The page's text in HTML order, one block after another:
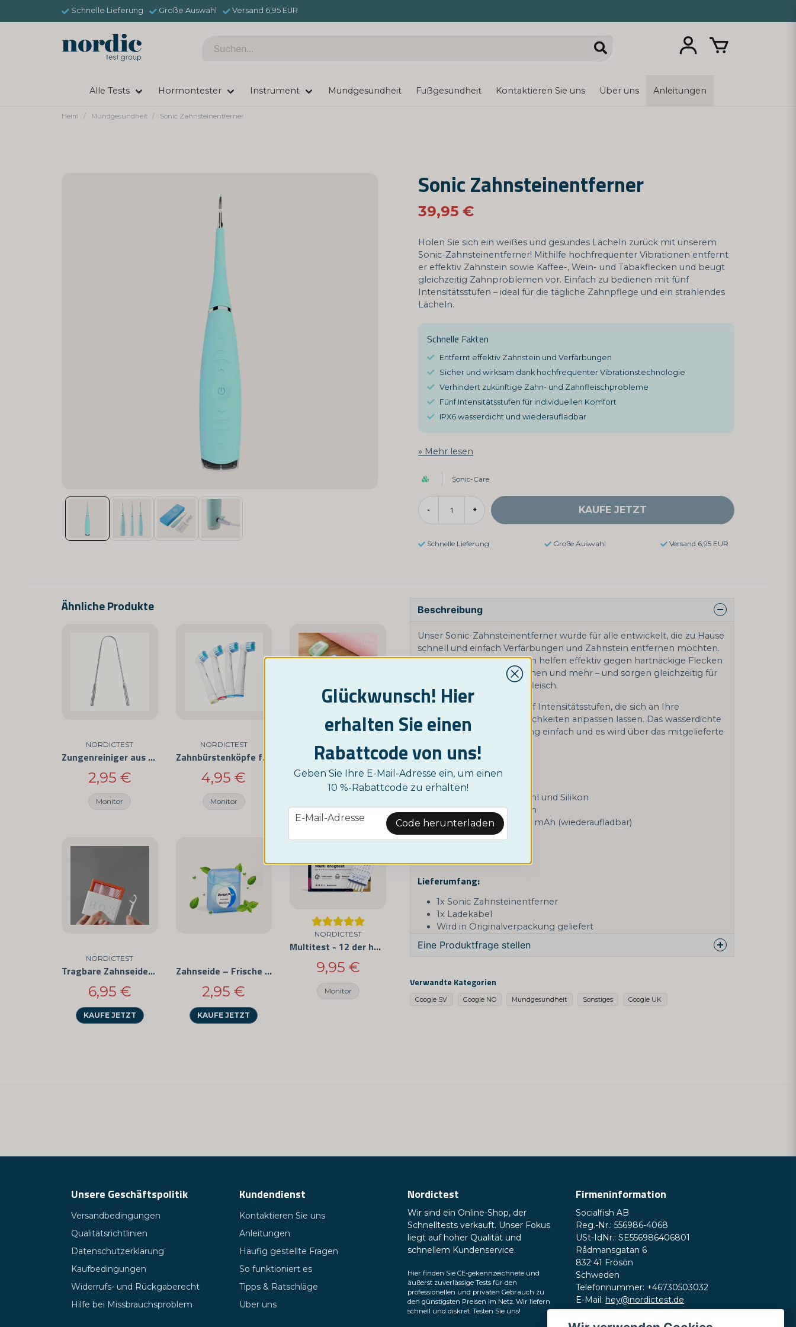
Schnelle Lieferung Große Auswahl Versand 6,95 EUR
Alle Tests Hormontester Instrument Mundgesundheit Fußgesundheit Kontaktieren Sie uns Über uns Anleitungen
Heim Mundgesundheit Sonic Zahnsteinentferner
Sonic Zahnsteinentferner
39,95 €
Holen Sie sich ein weißes und gesundes Lächeln zurück mit unserem
Sonic-Zahnsteinentferner! Mithilfe hochfrequenter Vibrationen entfernt
er effektiv Zahnstein sowie Kaffee-, Wein- und Tabakflecken und beugt
gleichzeitig Zahnproblemen vor. Einfach zu bedienen mit fünf
Intensitätsstufen – ideal für die tägliche Zahnpflege und ein strahlendes
Lächeln.
Schnelle Fakten
Entfernt effektiv Zahnstein und Verfärbungen
Sicher und wirksam dank hochfrequenter Vibrationstechnologie
Verhindert zukünftige Zahn- und Zahnfleischprobleme
Fünf Intensitätsstufen für individuellen Komfort
IPX6 wasserdicht und wiederaufladbar
Mehr lesen
Sonic-Care
- + KAUFE JETZT
Schnelle Lieferung Große Auswahl Versand 6,95 EUR
Ähnliche Produkte
NORDICTEST
Zungenreiniger aus Edelstahl
2,95 €
Monitor
NORDICTEST
Zahnbürstenköpfe für Oral-B
4,95 €
Monitor
Zahnbürstenkopf-Schutzhüllen 5er-Pack
3,95 €
NORDICTEST
Tragbare Zahnseide-Sticks
6,95 €
KAUFE JETZT
Zahnseide – Frische Minze (50 m)
2,95 €
KAUFE JETZT
NORDICTEST
Multitest - 12 der häufigsten Drogen
9,95 €
Monitor
Beschreibung
Unser Sonic-Zahnsteinentferner wurde für alle entwickelt, die zu Hause
schnell und einfach Verfärbungen und Zahnstein entfernen möchten.
Hochfrequente Vibrationen helfen effektiv gegen hartnäckige Flecken
von Kaffee, Rotwein, Rauchen und mehr – und sorgen gleichzeitig für
gesunde Zähne und Zahnfleisch.
Das Gerät verfügt über fünf Intensitätsstufen, die sich an Ihre
Bedürfnisse und Empfindlichkeiten anpassen lassen. Das wasserdichte
Design macht die Reinigung einfach und es wird über das mitgelieferte
Kabel aufgeladen.
Technische Daten:
Farbe: Blau
Material: Legierter Stahl und Silikon
Größe: 18,5 x 3 x 2,5 cm
Batteriekapazität: 300 mAh (wiederaufladbar)
Spannung: 3,7 V
Wasserfestigkeit: IPX6
Lieferumfang:
1x Sonic Zahnsteinentferner
1x Ladekabel
Wird in Originalverpackung geliefert
Eine Produktfrage stellen
Fragen Sie uns etwas über dieses Produkt ...
Verwandte Kategorien
Google SV Google NO Mundgesundheit Sonstiges Google UK
Glückwunsch! Hier
erhalten Sie einen
Rabattcode von uns!
Geben Sie Ihre E-Mail-Adresse ein, um einen
10 %-Rabattcode zu erhalten!
email
E-Mail-Adresse Code herunterladen
Unsere Geschäftspolitik
Versandbedingungen
Qualitätsrichtlinien
Datenschutzerklärung
Kaufbedingungen
Widerrufs- und Rückgaberecht
Hilfe bei Missbrauchsproblem
Kundendienst
Kontaktieren Sie uns
Anleitungen
Häufig gestellte Fragen
So funktioniert es
Tipps & Ratschläge
Über uns
Nordictest
Wir sind ein Online-Shop, der
Schnelltests verkauft. Unser Fokus
liegt auf hoher Qualität und
schnellem Kundenservice.
Hier finden Sie CE-gekennzeichnete und
äußerst zuverlässige Tests für den
professionellen und privaten Gebrauch zu
den günstigsten Preisen im Netz. Wir liefern
schnell und diskret. Testen Sie uns!
Firmeninformation
Socialfish AB
Reg.-Nr.: 556986-4068
USt-IdNr.: SE556986406801
Rådmansgatan 6
832 41 Frösön
Schweden
Telefonnummer: +46730503032
E-Mail: hey@nordictest.de
Öffnungszeiten: